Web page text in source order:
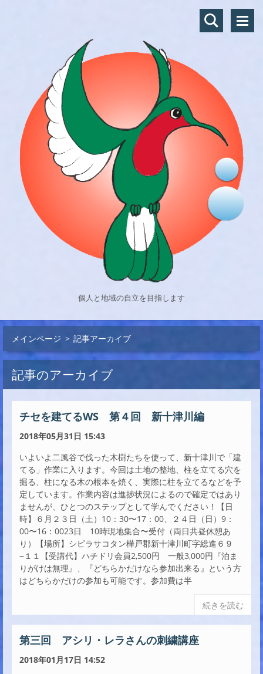
個人と地域の自立を目指します
メインページ > 記事アーカイブ
記事のアーカイブ
チセを建てるWS 第４回 新十津川編
2018年05月31日 15:43
いよいよ二風谷で伐った木樹たちを使って、新十津川で「建
てる」作業に入ります。今回は土地の整地、柱を立てる穴を
掘る、柱になる木の根本を焼く、実際に柱を立てるなどを予
定しています。作業内容は進捗状況によるので確定ではあり
ませんが、ひとつのステップとして学んでください！【日
時】６月２３日（土）10：30〜17：00、２４日（日）9：
00〜16：0023日 10時現地集合〜受付（両日共昼休憩あ
り）【場所】シピラサコタン樺戸郡新十津川町字総進６９
−１１【受講代】ハチドリ会員2,500円 一般3,000円『泊ま
りがけは無理』、『どちらかだけなら参加出来る』という方
はどちらかだけの参加も可能です。参加費は半
続きを読む
第三回 アシリ・レラさんの刺繍講座
2018年01月17日 14:52